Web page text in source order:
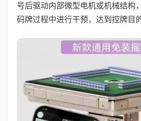
号后驱动内部微型电机或机械结构
码牌过程中进行干预，达到控牌目的